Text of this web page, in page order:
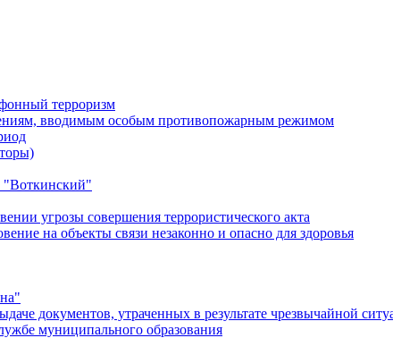
терроризм
вводимым особым противопожарным режимом
угрозы совершения террористического акта
на объекты связи незаконно и опасно для здоровья
документов, утраченных в результате чрезвычайной
муниципального образования